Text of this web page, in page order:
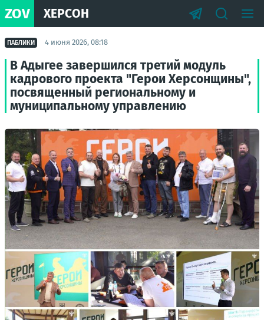
ZOV ХЕРСОН
ПАБЛИКИ 4 июня 2026, 08:18
В Адыгее завершился третий модуль
кадрового проекта "Герои Херсонщины",
посвященный региональному и
муниципальному управлению